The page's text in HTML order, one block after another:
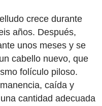
crece durante
años. Después,
unos meses y se
cabello nuevo, que
folículo piloso.
caída y
cantidad adecuada